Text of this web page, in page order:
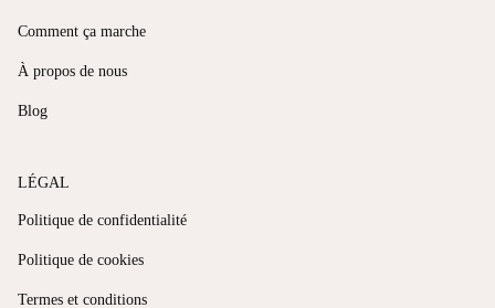
Comment ça marche
À propos de nous
Blog
LÉGAL
Politique de confidentialité
Politique de cookies
Termes et conditions